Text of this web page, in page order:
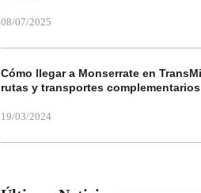
08/07/2025
Cómo llegar a Monserrate en
rutas y transportes complementarios
19/03/2024